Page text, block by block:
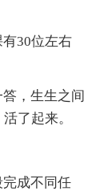
30位左右
，生生之间
了起来。
成不同任